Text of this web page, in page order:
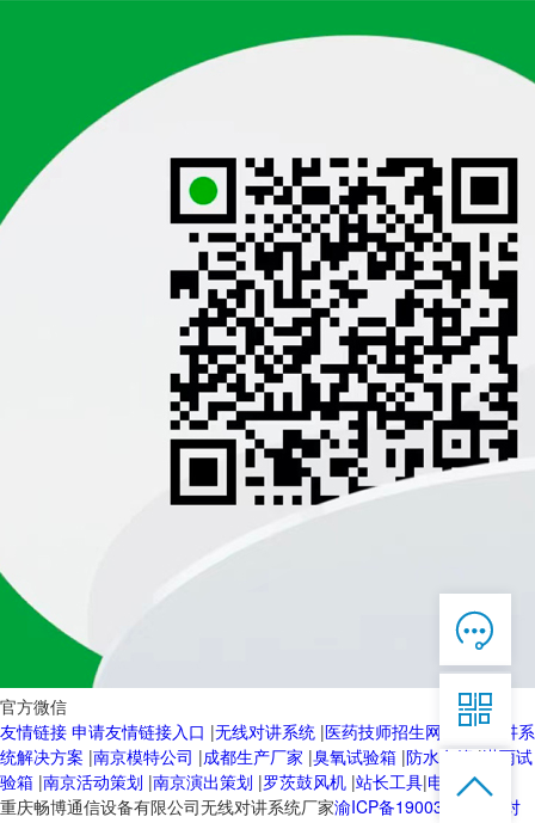
官方微信
友情链接 申请友情链接入口 |无线对讲系统 |医药技师招生网
无线对讲系
统解决方案 |南京模特公司 |成都生产厂家 |臭氧试验箱 |防水套管|淋雨试
验箱 |南京活动策划 |南京演出策划 |罗茨鼓风机 |站长工具|电动球阀
重庆畅博通信设备有限公司无线对讲系统厂家渝ICP备19003103号-2
对



服务热线
恭候聆听，023-86382199手机直接点击
拨打

